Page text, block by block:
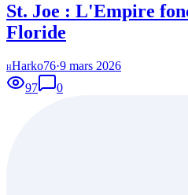
St. Joe : L'Empire
Floride
HHarko76·9 mars 2026
97
0